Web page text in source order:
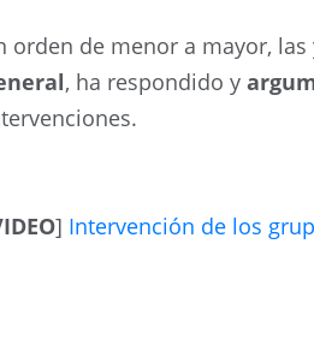
orden de menor a mayor,
, ha respondido y
] Intervención de los